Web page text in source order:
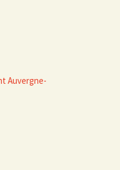
Auvergne-